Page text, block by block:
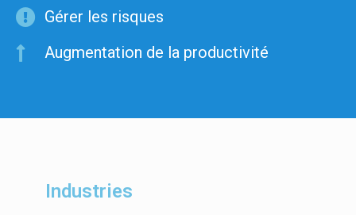
Gérer les risques
Augmentation de la productivité
Industries